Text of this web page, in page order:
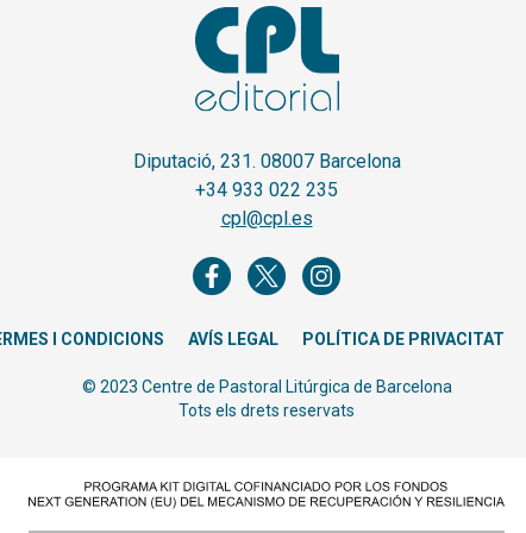
Diputació, 231. 08007 Barcelona
+34 933 022 235
cpl@cpl.es
I CONDICIONS AVÍS LEGAL POLÍTICA DE PRIVACITAT
© 2023 Centre de Pastoral Litúrgica de Barcelona
Tots els drets reservats